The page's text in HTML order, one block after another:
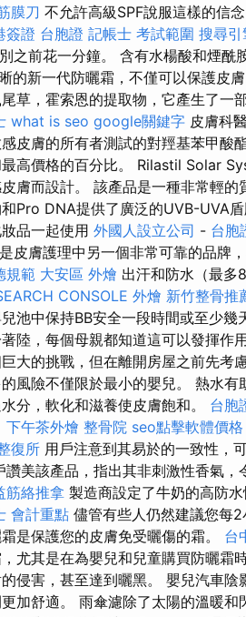
膜刀 不允許高級SPF說服這樣的信
簽證 台胞證 記帳士 考試範圍 搜尋引
之前花一分鐘。 含有水楊酸和煙酰
的新一代防曬霜，不僅可以保護皮
草，霍索恩的提取物，它產生了一
what is seo google關鍵字 皮膚科
皮膚的所有者測試的對羥基苯甲酸
高價格的百分比。 Rilastil Solar
膚而設計。 該產品是一種非常輕
Pro DNA提供了廣泛的UVB-UVA
品一起使用 外國人設立公司 - 台胞
皮膚護理中另一個非常可靠的品牌
規範 大安區 外燴 出汗和防水（最多
CONSOLE 外燴 新竹整骨推
池中保持BB安全一段時間或至少幾
陸，每個母親都知道這可以發揮作
大的挑戰，但在離開房屋之前先考
風險不僅限於最小的嬰兒。 熱水有
分，軟化和滋養使皮膚飽和。 台胞
下午茶外燴 整骨院 seo點擊軟體價格
復所 用戶注意到其易於的一致性，
讚美該產品，指出其非刺激性香氣，
筋絡推拿 製造商設定了牛奶的高防
會計重點 儘管有些人仍然建議您每
是保護您的皮膚免受曬傷的霜。 台
尤其是在為嬰兒和兒童購買防曬霜
侵害，甚至達到曬黑。 嬰兒汽車
加舒適。 雨傘濾除了太陽的溫暖